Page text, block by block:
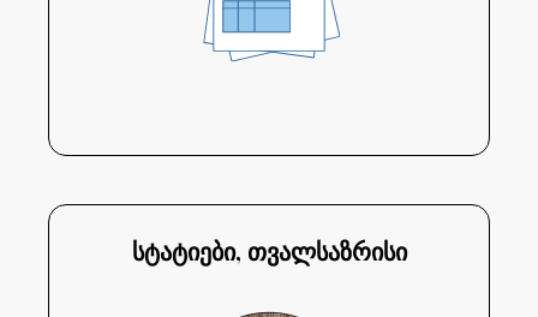
სტატიები, თვალსაზრისი